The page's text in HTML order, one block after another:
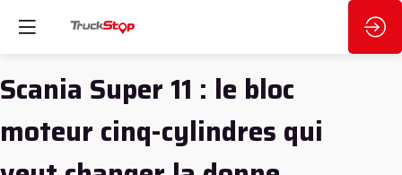
Scania Super 11 : le bloc
moteur cinq-cylindres qui